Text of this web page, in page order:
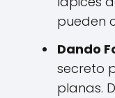
pueden
Dando
secreto
planas.